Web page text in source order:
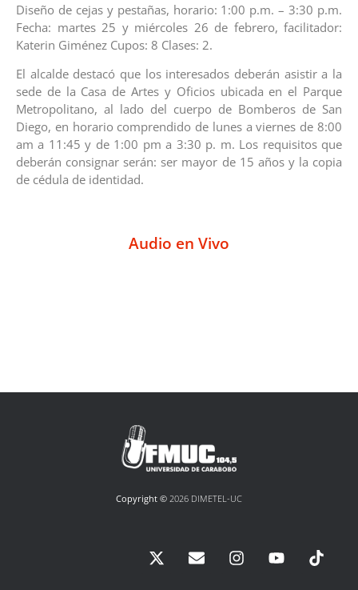
Diseño de cejas y pestañas, horario: 1:00 p.m. – 3:30 p.m.
Fecha: martes 25 y miércoles 26 de febrero, facilitador:
Katerin Giménez Cupos: 8 Clases: 2.
El alcalde destacó que los interesados deberán asistir a la
sede de la Casa de Artes y Oficios ubicada en el Parque
Metropolitano, al lado del cuerpo de Bomberos de San
Diego, en horario comprendido de lunes a viernes de 8:00
am a 11:45 y de 1:00 pm a 3:30 p. m. Los requisitos que
deberán consignar serán: ser mayor de 15 años y la copia
de cédula de identidad.
Audio en Vivo
Copyright © 2026 DIMETEL-UC